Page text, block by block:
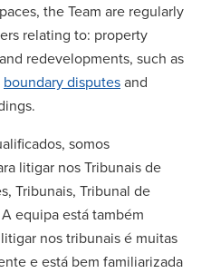
the Team are regularly
relating to: property
redevelopments, such as
boundary disputesand
somos
litigar nos Tribunais de
Tribunais, Tribunal de
equipa está também
nos tribunais é muitas
e está bem familiarizada